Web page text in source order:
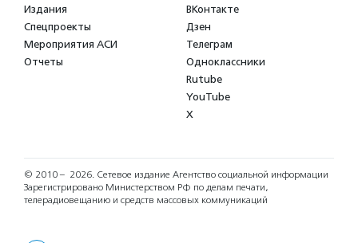
Издания
Спецпроекты
Мероприятия АСИ
Отчеты
ВКонтакте
Дзен
Телеграм
Одноклассники
Rutube
YouTube
X
© 2010 – 2026. Сетевое издание Агентство социальной информации
Зарегистрировано Министерством РФ по делам печати,
телерадиовещанию и средств массовых коммуникаций